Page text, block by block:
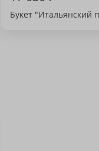
Букет "Итальянский